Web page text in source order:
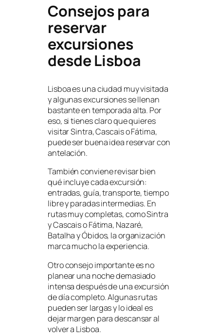
Consejos para
reservar
excursiones
desde Lisboa
Lisboa es una ciudad muy visitada
y algunas excursiones se llenan
bastante en temporada alta. Por
eso, si tienes claro que quieres
visitar Sintra, Cascais o Fátima,
puede ser buena idea reservar con
antelación.
También conviene revisar bien
qué incluye cada excursión:
entradas, guía, transporte, tiempo
libre y paradas intermedias. En
rutas muy completas, como Sintra
y Cascais o Fátima, Nazaré,
Batalha y Óbidos, la organización
marca mucho la experiencia.
Otro consejo importante es no
planear una noche demasiado
intensa después de una excursión
de día completo. Algunas rutas
pueden ser largas y lo ideal es
dejar margen para descansar al
volver a Lisboa.